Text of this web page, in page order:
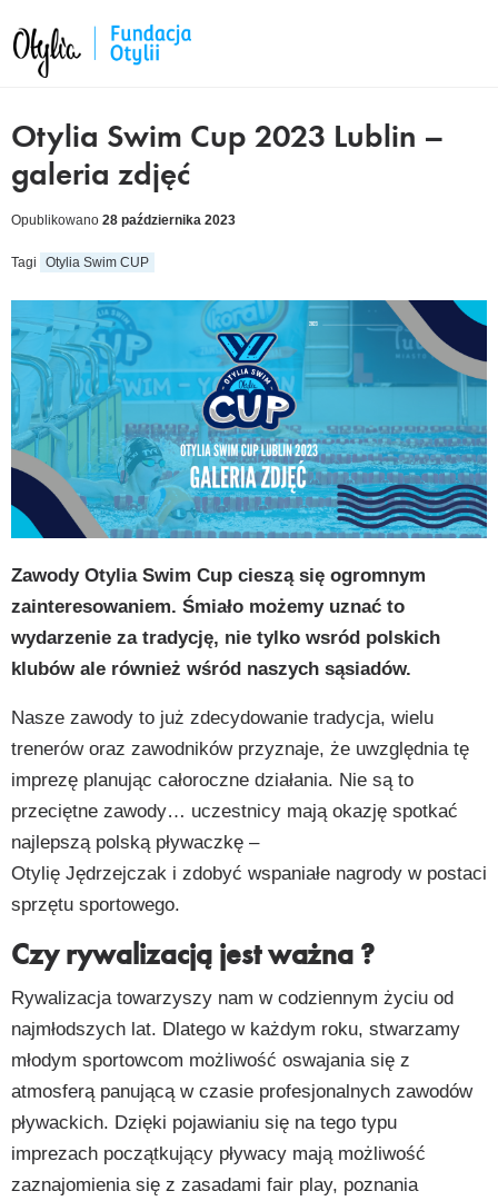
Otylia Swim Cup 2023 Lublin –
galeria zdjęć
Opublikowano 28 października 2023
Tagi Otylia Swim CUP
Zawody Otylia Swim Cup cieszą się ogromnym
zainteresowaniem. Śmiało możemy uznać to
wydarzenie za tradycję, nie tylko wsród polskich
klubów ale również wśród naszych sąsiadów.
Nasze zawody to już zdecydowanie tradycja, wielu
trenerów oraz zawodników przyznaje, że uwzględnia tę
imprezę planując całoroczne działania. Nie są to
przeciętne zawody… uczestnicy mają okazję spotkać
najlepszą polską pływaczkę –
Otylię Jędrzejczak i zdobyć wspaniałe nagrody w postaci
sprzętu sportowego.
Czy rywalizacją jest ważna ?
Rywalizacja towarzyszy nam w codziennym życiu od
najmłodszych lat. Dlatego w każdym roku, stwarzamy
młodym sportowcom możliwość oswajania się z
atmosferą panującą w czasie profesjonalnych zawodów
pływackich. Dzięki pojawianiu się na tego typu
imprezach początkujący pływacy mają możliwość
zaznajomienia się z zasadami fair play, poznania